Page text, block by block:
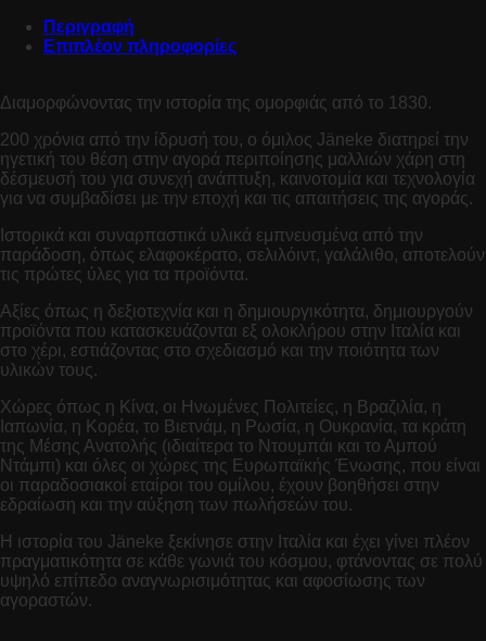
Περιγραφή
Επιπλέον πληροφορίες
Διαμορφώνοντας την ιστορία της ομορφιάς από το 1830.
200 χρόνια από την ίδρυσή του, ο όμιλος Jäneke διατηρεί την
ηγετική του θέση στην αγορά περιποίησης μαλλιών χάρη στη
δέσμευσή του για συνεχή ανάπτυξη, καινοτομία και τεχνολογία
για να συμβαδίσει με την εποχή και τις απαιτήσεις της αγοράς.
Ιστορικά και συναρπαστικά υλικά εμπνευσμένα από την
παράδοση, όπως ελαφοκέρατο, σελιλόιντ, γαλάλιθο, αποτελούν
τις πρώτες ύλες για τα προϊόντα.
Αξίες όπως η δεξιοτεχνία και η δημιουργικότητα, δημιουργούν
προϊόντα που κατασκευάζονται εξ ολοκλήρου στην Ιταλία και
στο χέρι, εστιάζοντας στο σχεδιασμό και την ποιότητα των
υλικών τους.
Χώρες όπως η Κίνα, οι Ηνωμένες Πολιτείες, η Βραζιλία, η
Ιαπωνία, η Κορέα, το Βιετνάμ, η Ρωσία, η Ουκρανία, τα κράτη
της Μέσης Ανατολής (ιδιαίτερα το Ντουμπάι και το Αμπού
Ντάμπι) και όλες οι χώρες της Ευρωπαϊκής Ένωσης, που είναι
οι παραδοσιακοί εταίροι του ομίλου, έχουν βοηθήσει στην
εδραίωση και την αύξηση των πωλήσεών του.
Η ιστορία του Jäneke ξεκίνησε στην Ιταλία και έχει γίνει πλέον
πραγματικότητα σε κάθε γωνιά του κόσμου, φτάνοντας σε πολύ
υψηλό επίπεδο αναγνωρισιμότητας και αφοσίωσης των
αγοραστών.